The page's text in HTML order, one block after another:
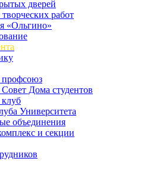
дверей
работ
«Ольгино»
профсоюз
Дома студентов
Университета
объединения
и секции